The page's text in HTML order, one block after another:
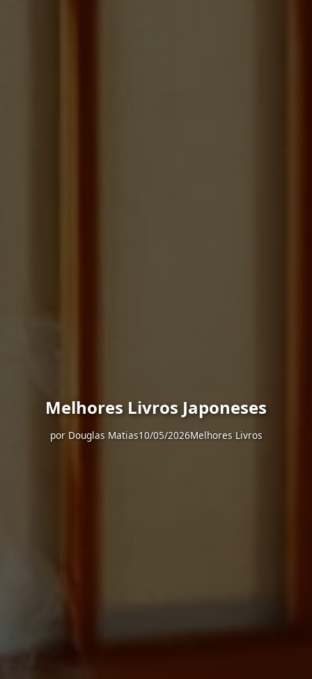
Melhores Livros Japoneses
por Douglas Matias10/05/2026Melhores Livros